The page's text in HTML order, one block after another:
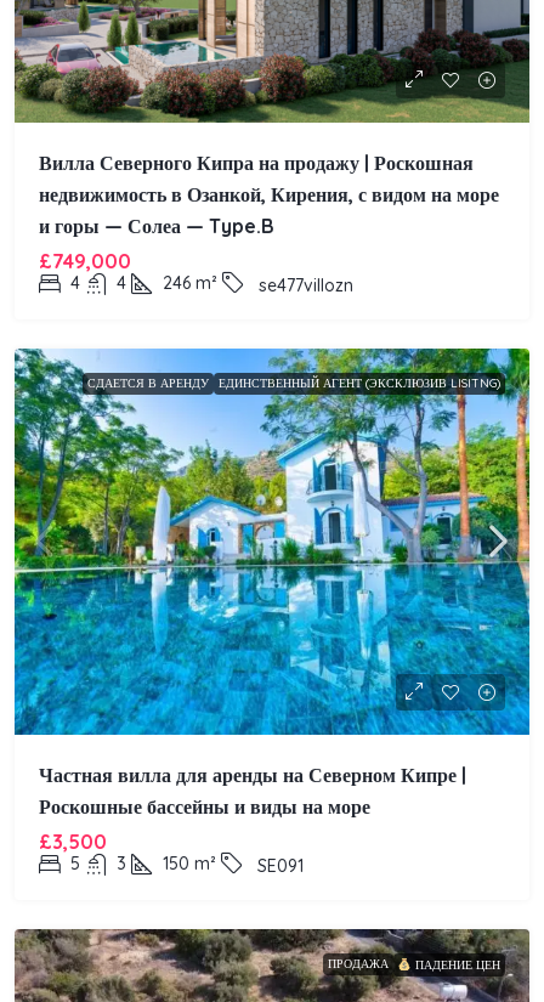
Вилла Северного Кипра на продажу | Роскошная
недвижимость в Озанкой, Кирения, с видом на море
и горы — Солеа — Type.B
£749,000
4 4 246 m² se477villozn
СДАЕТСЯ В АРЕНДУ ЕДИНСТВЕННЫЙ АГЕНТ (ЭКСКЛЮЗИВ LISITNG)
Частная вилла для аренды на Северном Кипре |
Роскошные бассейны и виды на море
£3,500
5 3 150 m² SE091
ПРОДАЖА ПАДЕНИЕ ЦЕН